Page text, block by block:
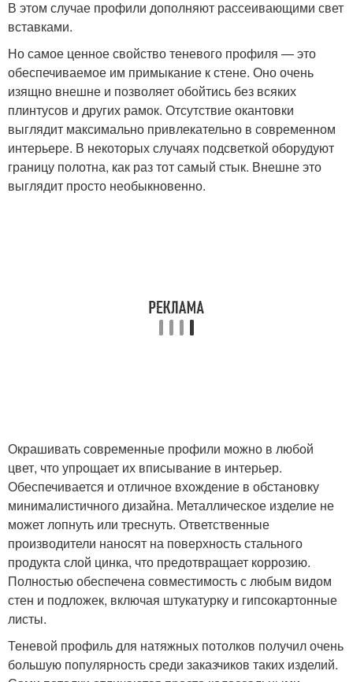
В этом случае профили дополняют рассеивающими свет
вставками.
Но самое ценное свойство теневого профиля — это
обеспечиваемое им примыкание к стене. Оно очень
изящно внешне и позволяет обойтись без всяких
плинтусов и других рамок. Отсутствие окантовки
выглядит максимально привлекательно в современном
интерьере. В некоторых случаях подсветкой оборудуют
границу полотна, как раз тот самый стык. Внешне это
выглядит просто необыкновенно.
Окрашивать современные профили можно в любой
цвет, что упрощает их вписывание в интерьер.
Обеспечивается и отличное вхождение в обстановку
минималистичного дизайна. Металлическое изделие не
может лопнуть или треснуть. Ответственные
производители наносят на поверхность стального
продукта слой цинка, что предотвращает коррозию.
Полностью обеспечена совместимость с любым видом
стен и подложек, включая штукатурку и гипсокартонные
листы.
Теневой профиль для натяжных потолков получил очень
большую популярность среди заказчиков таких изделий.